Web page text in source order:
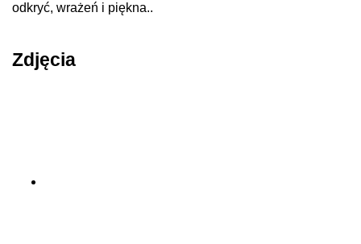
odkryć, wrażeń i piękna..
Zdjęcia